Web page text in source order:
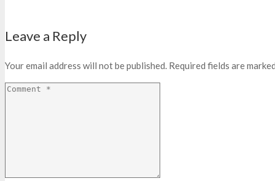
Leave a Reply
Your email address will not be published. Required fields are